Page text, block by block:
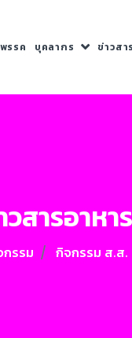
รรค บุคลากร ข่าวสา
ารอาหา
กรรม กิจกรรม ส.ส.